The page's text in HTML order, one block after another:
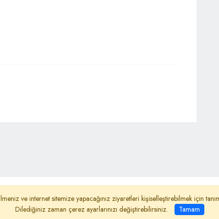
Metni Reklam
Haber Gönder
ve internet sitemize yapacağınız ziyaretleri kişiselleştirebilmek için
Dilediğiniz zaman çerez ayarlarınızı değiştirebilirsiniz.
Tamam